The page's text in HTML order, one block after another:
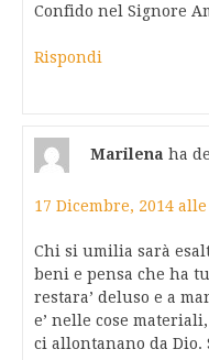
Confido nel Signore
Rispondi
Marilena ha
17 Dicembre, 2014
Chi si umilia sarà
beni e pensa che ha
restara’ deluso e a
e’ nelle cose
ci allontanano da Dio.